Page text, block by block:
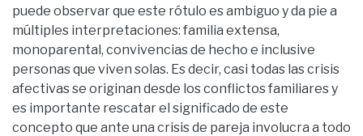
puede observar que este rótulo es ambiguo y da pie a
múltiples interpretaciones: familia extensa,
monoparental, convivencias de hecho e inclusive
personas que viven solas. Es decir, casi todas las crisis
afectivas se originan desde los conflictos familiares y
es importante rescatar el significado de este
concepto que ante una crisis de pareja involucra a todo